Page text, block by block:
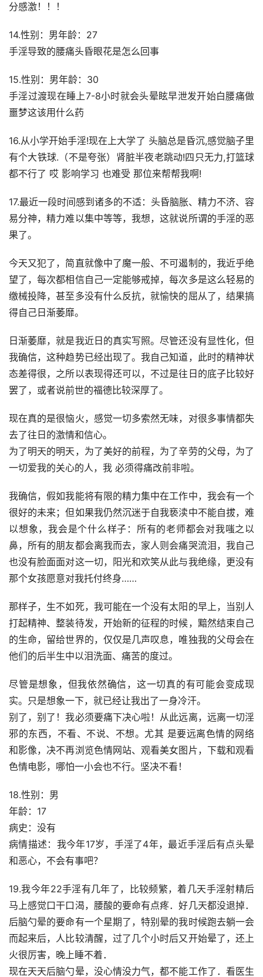
分感激！！！
14.性别：男年龄：27
手淫导致的腰痛头昏眼花是怎么回事
15.性别：男年龄：30
手淫过渡现在睡上7-8小时就会头晕眩早泄发开始白腰痛做
噩梦这该用什么药
16.从小学开始手淫!现在上大学了 头脑总是昏沉,感觉脑子里
有个大铁球.（不是夸张）肾脏半夜老跳动!四只无力,打篮球
都不行了 哎 影响学习 也难受 那位来帮帮我啊!
17.最近一段时间感到诸多的不适：头昏脑胀、精力不济、容
易分神，精力难以集中等等，我想，这就说所谓的手淫的恶
果了。
今天又犯了，简直就像中了魔一般、不可遏制的，我近乎绝
望了，每次都相信自己一定能够戒掉，每次多是这么轻易的
缴械投降，甚至多没有什么反抗，就愉快的屈从了，结果搞
得自己日渐萎靡。
日渐萎靡，就是我近日的真实写照。尽管还没有显性化，但
我确信，这种趋势已经出现了。我自己知道，此时的精神状
态差得很，之所以表现得还可以，不过是往日的底子比较好
罢了，或者说前世的福德比较深厚了。
现在真的是很恼火，感觉一切多索然无味，对很多事情都失
去了往日的激情和信心。
为了明天的明天，为了美好的前程，为了辛劳的父母，为了
一切爱我的关心的人，我 必须得痛改前非啦。
我确信，假如我能将有限的精力集中在工作中，我会有一个
很好的未来；但如果我仍然沉迷于自我亵渎中不能自拔，难
以想象，我会是个什么样子：所有的老师都会对我嗤之以
鼻，所有的朋友都会离我而去，家人则会痛哭流泪，我自己
也没有脸面面对这一切，阳光和欢笑从此与我绝缘，更没有
那个女孩愿意对我托付终身……
那样子，生不如死，我可能在一个没有太阳的早上，当别人
打起精神、整装待发，开始新的征程的时候，黯然结束自己
的生命，留给世界的，仅仅是几声叹息，唯独我的父母会在
他们的后半生中以泪洗面、痛苦的度过。
尽管是想象，但我依然确信，这一切真的有可能会变成现
实。只是想象一下，就已经让我出了一身冷汗。
别了，别了！我必须要痛下决心啦！从此远离，远离一切淫
邪的东西，不看、不说、不想。尤其 是要远离色情的网络
和影像，决不再浏览色情网站、观看美女图片，下载和观看
色情电影，哪怕一小会也不行。坚决不看！
18.性别：男
年龄：17
病史：没有
病情描述：我今年17岁，手淫了4年，最近手淫后有点头晕
和恶心，不会有事吧？
19.我今年22手淫有几年了，比较频繁，着几天手淫射精后
马上感觉口干口渴，腰酸的要命有点疼．好几天都没退掉．
后脑勺晕的要命有一个星期了，特别晕的我时候跑去躺一会
而起来后，人比较清醒，过了几个小时后又开始晕了，还上
火很厉害，晚上睡不着．
现在天天后脑勺晕，没心情没力气，都不能工作了．看医生